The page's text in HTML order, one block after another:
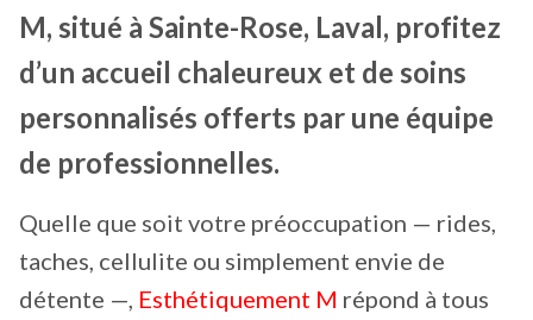
M, situé à Sainte-Rose, Laval, profitez
d’un accueil chaleureux et de soins
personnalisés offerts par une équipe
de professionnelles.
Quelle que soit votre préoccupation — rides,
taches, cellulite ou simplement envie de
détente —, Esthétiquement M répond à tous